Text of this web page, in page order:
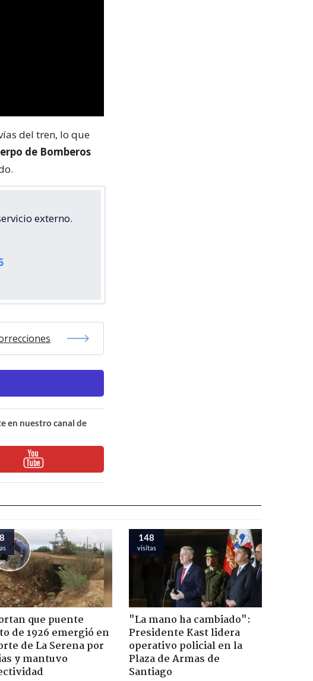
del tren, lo que
de Bomberos
externo.
en nuestro canal de
que puente
de 1926 emergió en
de La Serena por
y mantuvo
148
visitas
"La mano ha cambiado":
Presidente Kast lidera
operativo policial en la
Plaza de Armas de
Santiago